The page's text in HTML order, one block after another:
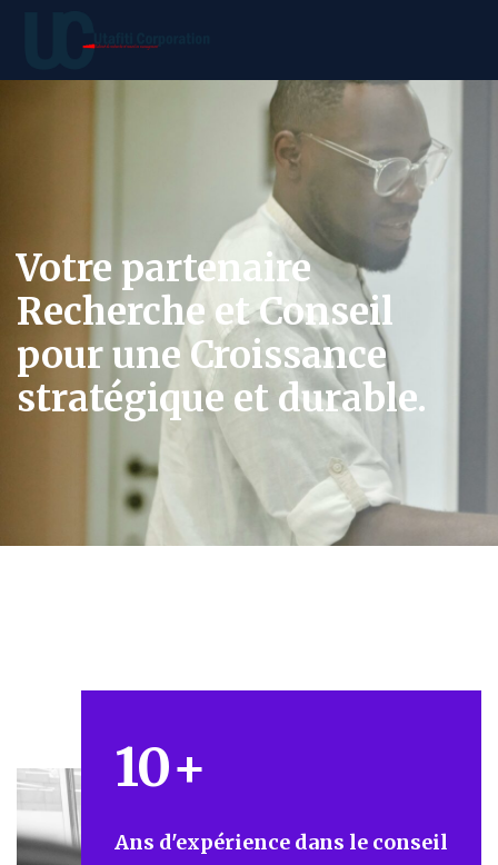
Votre partenaire
Recherche et Conseil
pour une Croissance
stratégique et durable.
10+
Ans d'expérience dans le conseil